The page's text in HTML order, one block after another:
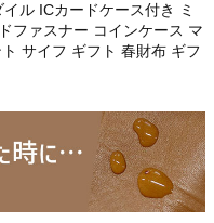
ル ICカードケース付き ミ
ファスナー コインケース マ
サイフ ギフト 春財布 ギフ